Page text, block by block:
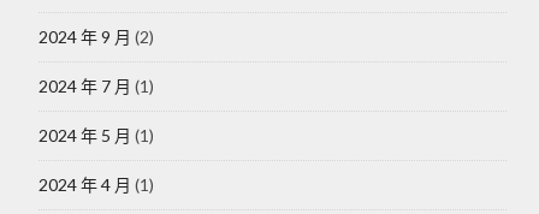
2024 年 9 月 (2)
2024 年 7 月 (1)
2024 年 5 月 (1)
2024 年 4 月 (1)